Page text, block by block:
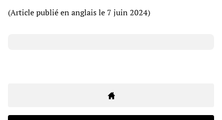
(Article publié en anglais le 7 juin 2024)